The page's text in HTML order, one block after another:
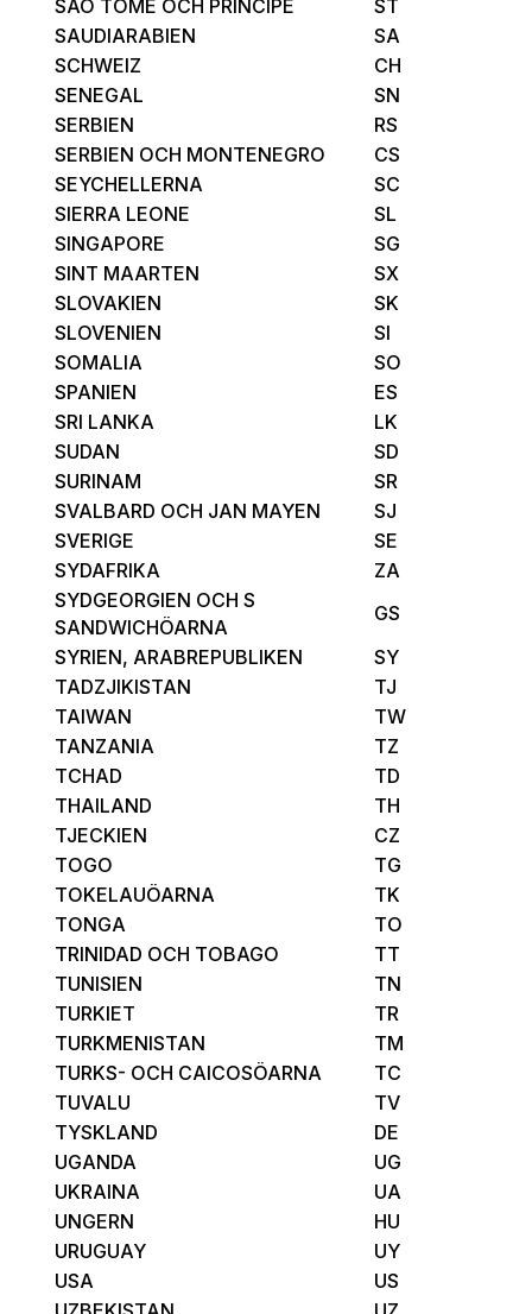
SAO TOMÉ OCH PRINCIPE
ST
SAUDIARABIEN
SA
SCHWEIZ
CH
SENEGAL
SN
SERBIEN
RS
SERBIEN OCH MONTENEGRO
CS
SEYCHELLERNA
SC
SIERRA LEONE
SL
SINGAPORE
SG
SINT MAARTEN
SX
SLOVAKIEN
SK
SLOVENIEN
SI
SOMALIA
SO
SPANIEN
ES
SRI LANKA
LK
SUDAN
SD
SURINAM
SR
SVALBARD OCH JAN MAYEN
SJ
SVERIGE
SE
SYDAFRIKA
ZA
SYDGEORGIEN OCH S
SANDWICHÖARNA
GS
SYRIEN, ARABREPUBLIKEN
SY
TADZJIKISTAN
TJ
TAIWAN
TW
TANZANIA
TZ
TCHAD
TD
THAILAND
TH
TJECKIEN
CZ
TOGO
TG
TOKELAUÖARNA
TK
TONGA
TO
TRINIDAD OCH TOBAGO
TT
TUNISIEN
TN
TURKIET
TR
TURKMENISTAN
TM
TURKS- OCH CAICOSÖARNA
TC
TUVALU
TV
TYSKLAND
DE
UGANDA
UG
UKRAINA
UA
UNGERN
HU
URUGUAY
UY
USA
US